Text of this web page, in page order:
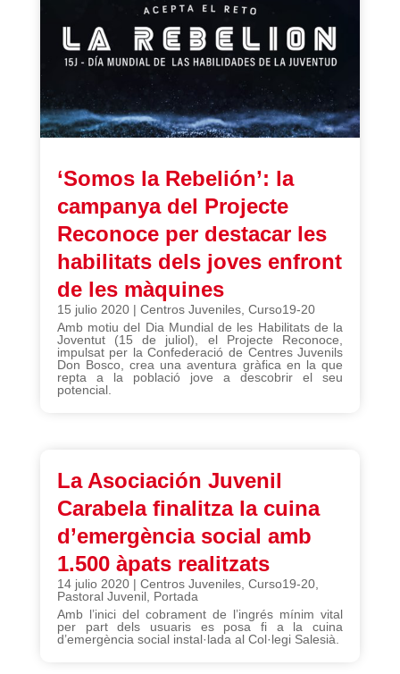
‘Somos la Rebelión’: la
campanya del Projecte
Reconoce per destacar les
habilitats dels joves enfront
de les màquines
15 julio 2020| Centros Juveniles, Curso19-20
Amb motiu del Dia Mundial de les Habilitats de la
Joventut (15 de juliol), el Projecte Reconoce,
impulsat per la Confederació de Centres Juvenils
Don Bosco, crea una aventura gràfica en la que
repta a la població jove a descobrir el seu
potencial.
La Asociación Juvenil
Carabela finalitza la cuina
d’emergència social amb
1.500 àpats realitzats
14 julio 2020| Centros Juveniles, Curso19-20,
Pastoral Juvenil, Portada
Amb l’inici del cobrament de l’ingrés mínim vital
per part dels usuaris es posa fi a la cuina
d’emergència social instal·lada al Col·legi Salesià.